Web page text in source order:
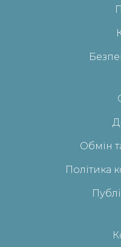
Обмін
Політика